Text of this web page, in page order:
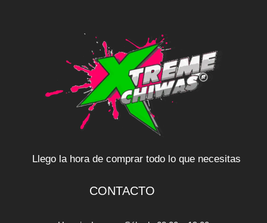
Llego la hora de comprar todo lo que necesitas
CONTACTO